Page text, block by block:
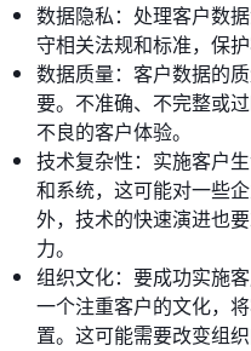
数据隐私：处理客户数
守相关法规和标准，保
数据质量：客户数据的
要。不准确、不完整或
不良的客户体验。
技术复杂性：实施客户
和系统，这可能对一些
外，技术的快速演进也
力。
组织文化：要成功实施
一个注重客户的文化，
置。这可能需要改变组